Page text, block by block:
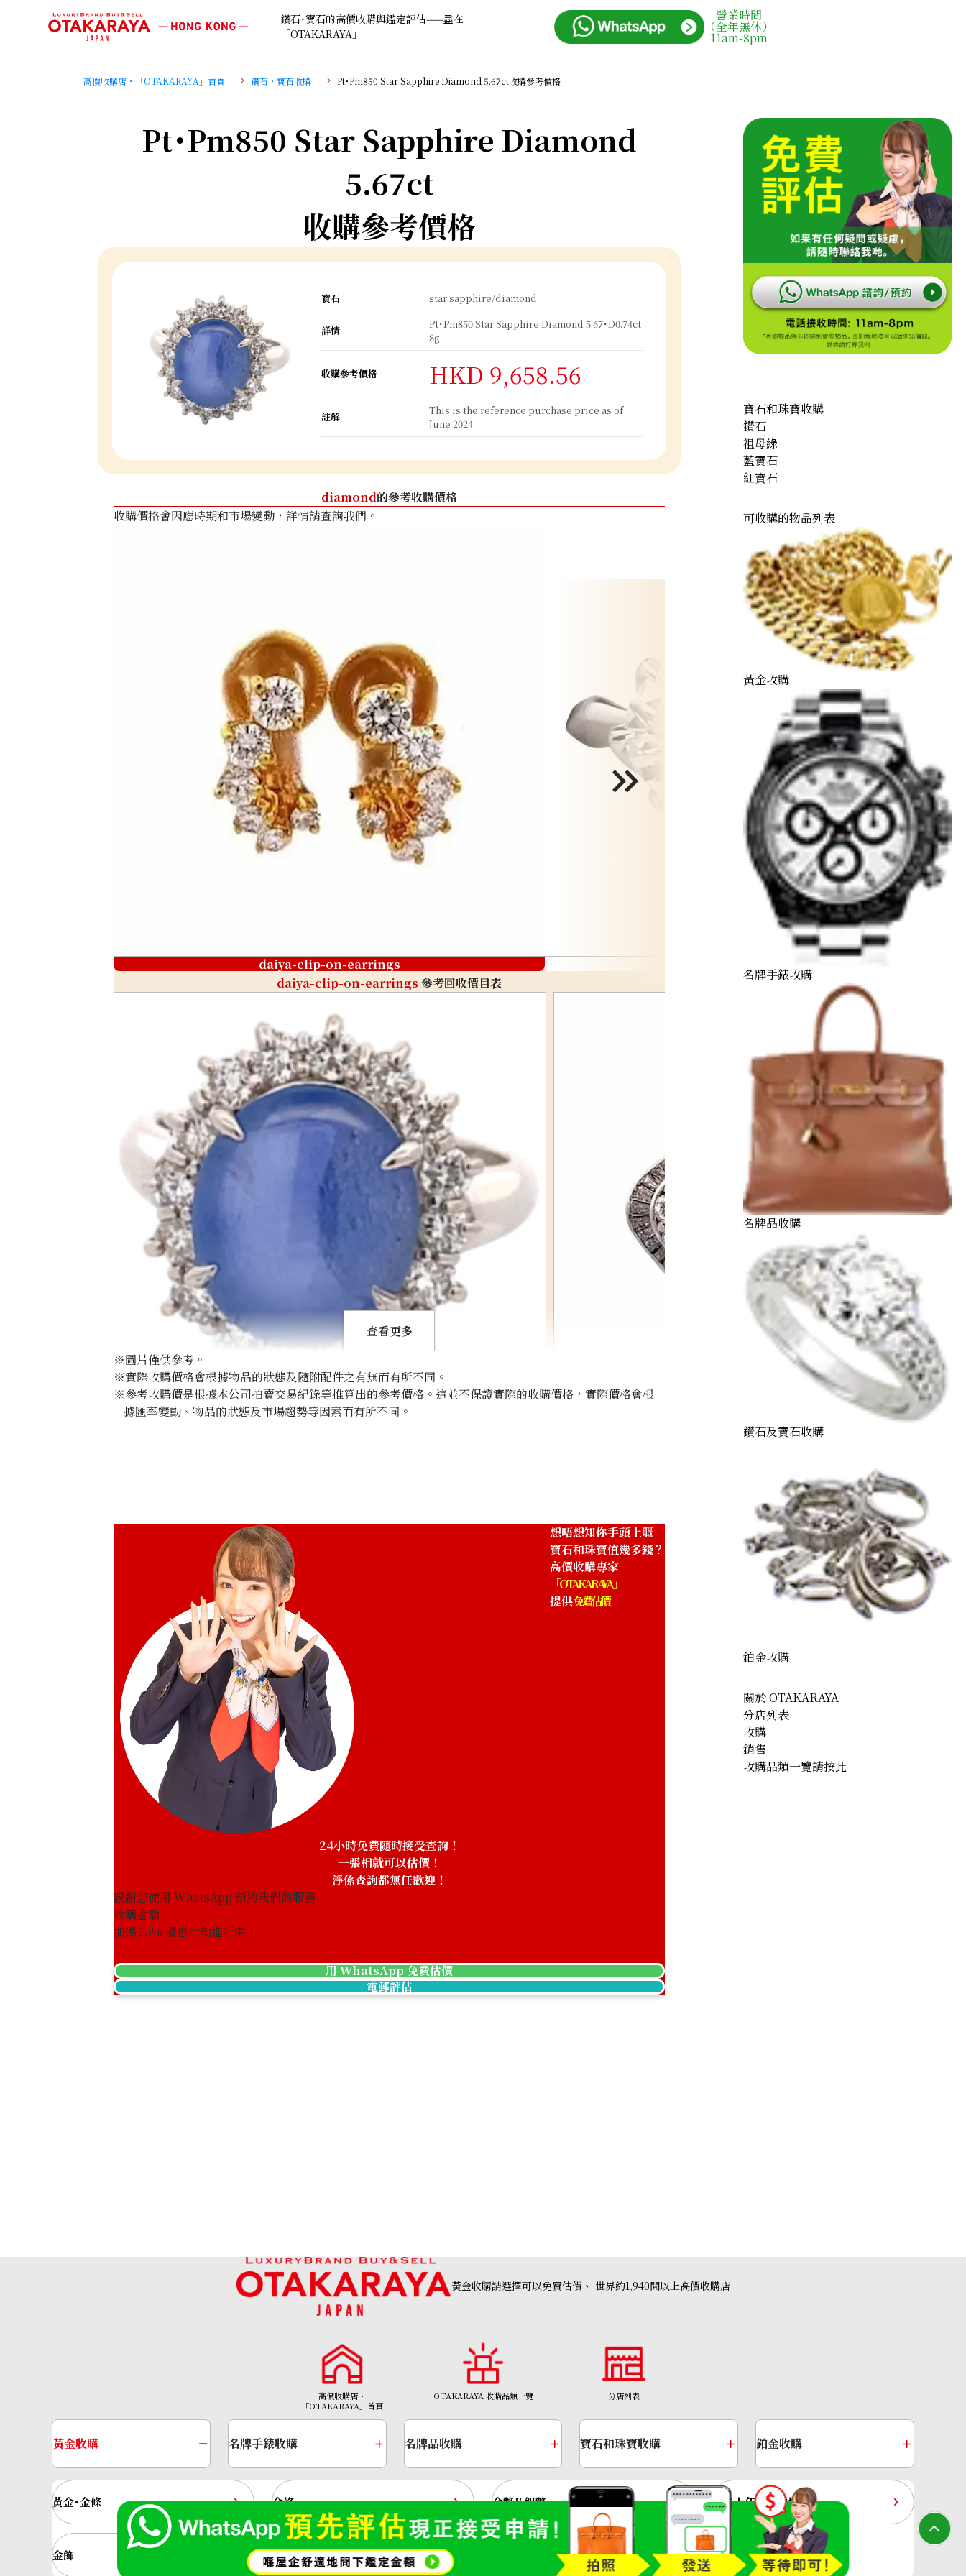
鑽石･寶石的高價收購與鑑定評估——盡在
「OTAKARAYA」
營業時間
（全年無休）
11am-8pm
高價收購店・「OTAKARAYA」首頁 鑽石・寶石收購 Pt･Pm850 Star Sapphire Diamond 5.67ct收購參考價格
Pt･Pm850 Star Sapphire Diamond
5.67ct
收購參考價格
寶石 star sapphire/diamond
詳情
Pt･Pm850 Star Sapphire Diamond 5.67･D0.74ct
8g
收購參考價格 HKD 9,658.56
註解
This is the reference purchase price as of
June 2024.
diamond的參考收購價格
收購價格會因應時期和市場變動，詳情請查詢我們。
daiya-clip-on-earrings
daiya-clip-on-earrings 參考回收價目表
K18 diamond earrings
HKD 22,503.46
查看更多
※圖片僅供參考。
※實際收購價格會根據物品的狀態及隨附配件之有無而有所不同。
※參考收購價是根據本公司拍賣交易紀錄等推算出的參考價格。這並不保證實際的收購價格，實際價格會根
據匯率變動、物品的狀態及市場趨勢等因素而有所不同。
想唔想知你手頭上嘅
寶石和珠寶值幾多錢？
高價收購專家
「OTAKARAYA」
提供免費估價
24小時免費隨時接受查詢！
一張相就可以估價！
淨係查詢都無任歡迎！
感謝您使用 WhatsApp 預約我們的服務！
收購金額
加碼35% 優惠活動進行中！
用 WhatsApp 免費估價
電郵評估
寶石和珠寶收購
鑽石
祖母綠
藍寶石
紅寶石
可收購的物品列表
黃金收購
名牌手錶收購
名牌品收購
鑽石及寶石收購
鉑金收購
關於 OTAKARAYA
分店列表
收購
銷售
收購品類一覽請按此
黃金收購請選擇可以免費估價、 世界約1,940間以上高價收購店
高價收購店・
「OTAKARAYA」首頁
OTAKARAYA 收購品類一覽 分店列表
黃金收購
黃金･金條 金條 金幣及銀幣 過去十年黃金價格
金飾 金戒指
名牌手錶收購 名牌品收購 寶石和珠寶收購 鉑金收購